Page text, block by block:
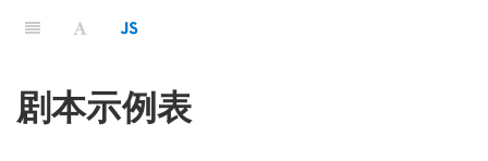
剧本示例表